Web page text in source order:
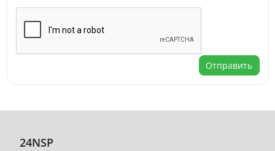
Отправить
24NSP